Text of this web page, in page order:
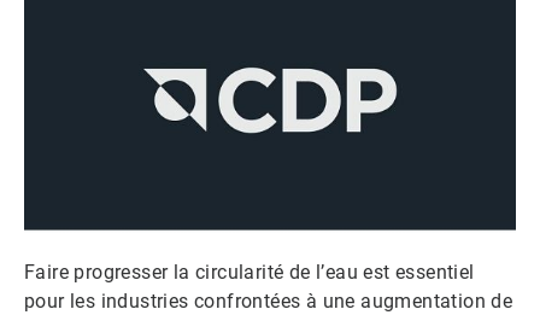
Faire progresser la circularité de l’eau est essentiel
pour les industries confrontées à une augmentation de